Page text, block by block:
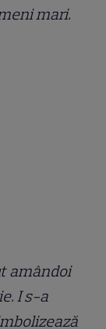
mari.
amândoi
I s-a